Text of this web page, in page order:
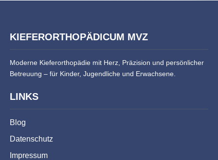
KIEFERORTHOPÄDICUM MVZ
Moderne Kieferorthopädie mit Herz, Präzision und persönlicher
Betreuung – für Kinder, Jugendliche und Erwachsene.
LINKS
Blog
Datenschutz
Impressum